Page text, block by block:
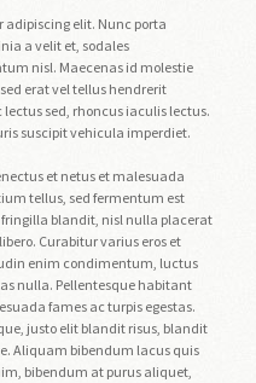
adipiscing elit. Nunc porta
a velit et, sodales
nisl. Maecenas id molestie
erat vel tellus hendrerit
sed, rhoncus iaculis lectus.
suscipit vehicula imperdiet.
et netus et malesuada
tellus, sed fermentum est
fringilla blandit, nisl nulla placerat
Curabitur varius eros et
enim condimentum, luctus
nulla. Pellentesque habitant
fames ac turpis egestas.
justo elit blandit risus, blandit
Aliquam bibendum lacus quis
bibendum at purus aliquet,